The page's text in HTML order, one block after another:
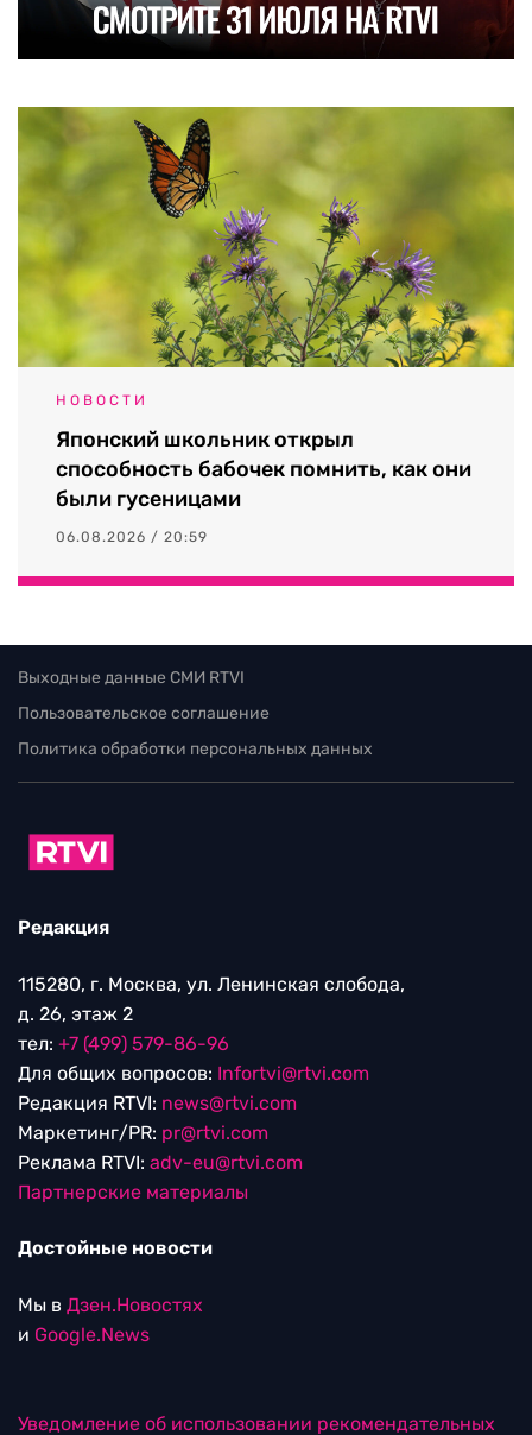
НОВОСТИ
Японский школьник открыл
способность бабочек помнить, как они
были гусеницами
06.08.2026 / 20:59
Выходные данные СМИ RTVI
Пользовательское соглашение
Политика обработки персональных данных
Редакция
115280, г. Москва, ул. Ленинская слобода,
д. 26, этаж 2
тел: +7 (499) 579-86-96
Для общих вопросов: Infortvi@rtvi.com
Редакция RTVI: news@rtvi.com
Маркетинг/PR: pr@rtvi.com
Реклама RTVI: adv-eu@rtvi.com
Партнерские материалы
Достойные новости
Мы в Дзен.Новостях
и Google.News
Уведомление об использовании рекомендательных